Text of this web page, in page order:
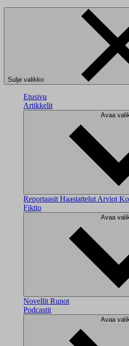
Sulje valikko
Etusivu
Artikkelit
Avaa
Reportaasit Haastattelut Arviot
Fiktio
Avaa
Novellit Runot
Podcastit
Avaa